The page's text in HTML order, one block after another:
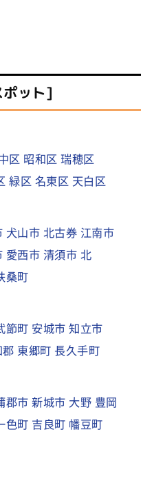
ット]
区 昭和区 瑞穂区
緑区 名東区 天白区
犬山市 北古券 江南市
愛西市 清須市 北
桑町
節町 安城市 知立市
東郷町 長久手町
郡市 新城市 大野 豊岡
色町 吉良町 幡豆町